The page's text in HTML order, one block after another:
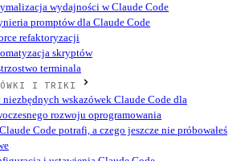
wydajności w Claude Code
promptów dla Claude Code
refaktoryzacji
skryptów
terminala
I TRIKI
niezbędnych wskazówek Claude Code dla
rozwoju oprogramowania
Code potrafi, a czego jeszcze nie próbowałeś